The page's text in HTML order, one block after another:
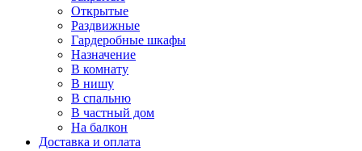
Открытые
Раздвижные
Гардеробные шкафы
Назначение
В комнату
В нишу
В спальню
В частный дом
На балкон
Доставка и оплата